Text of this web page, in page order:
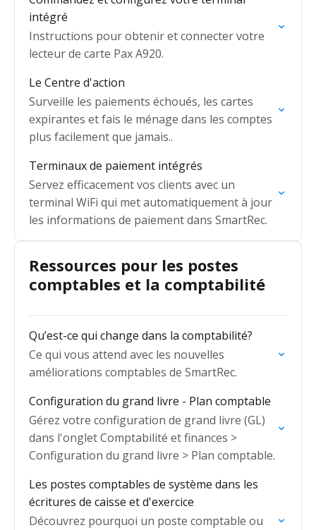
intégré
Instructions pour obtenir et connecter votre
lecteur de carte Pax A920.
Le Centre d'action
Surveille les paiements échoués, les cartes
expirantes et fais le ménage dans les comptes
plus facilement que jamais..
Terminaux de paiement intégrés
Servez efficacement vos clients avec un
terminal WiFi qui met automatiquement à jour
les informations de paiement dans SmartRec.
Ressources pour les postes
comptables et la comptabilité
Qu’est-ce qui change dans la comptabilité?
Ce qui vous attend avec les nouvelles
améliorations comptables de SmartRec.
Configuration du grand livre - Plan comptable
Gérez votre configuration de grand livre (GL)
dans l'onglet Comptabilité et finances >
Configuration du grand livre > Plan comptable.
Les postes comptables de système dans les
écritures de caisse et d'exercice
Découvrez pourquoi un poste comptable ou